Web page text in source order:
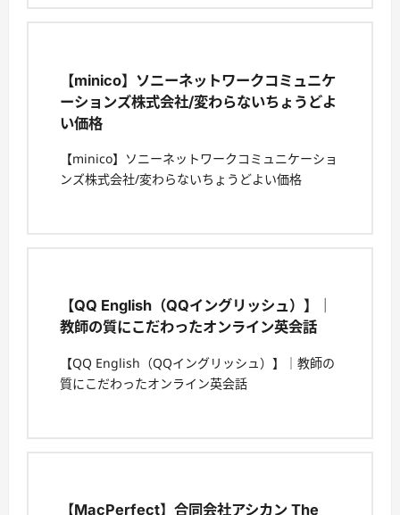
【minico】ソニーネットワークコミュニケ
ーションズ株式会社/変わらないちょうどよ
い価格
【minico】ソニーネットワークコミュニケーショ
ンズ株式会社/変わらないちょうどよい価格
【QQ English（QQイングリッシュ）】｜
教師の質にこだわったオンライン英会話
【QQ English（QQイングリッシュ）】｜教師の
質にこだわったオンライン英会話
【MacPerfect】合同会社アシカン The